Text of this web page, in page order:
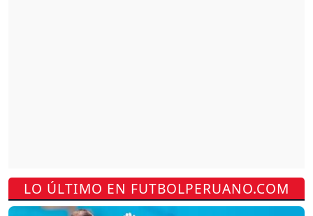
LO ÚLTIMO EN FUTBOLPERUANO.COM